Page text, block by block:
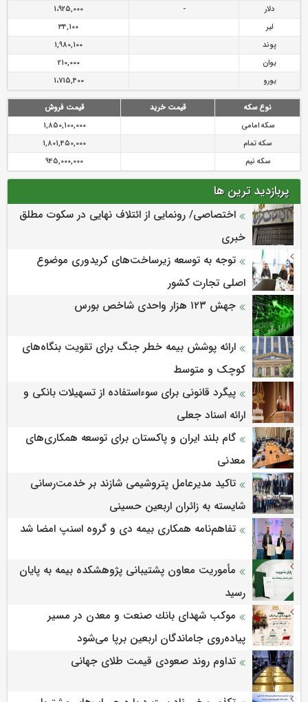
دلار
-
1،925,000
لیر
34,100
پوند
1,980,100
یوان
210,000
یورو
1،715,400
نوع سکه قیمت خرید
قیمت فروش
سکه امامی
1,850,100,000
سکه تمام
1,801,450,000
سکه نیم
945,000,000
پربازدید ترین ها
اختصاصی/ رونمایی از ائتلاف‌ نهایی در سکوت مطلق
خبری
توجه به توسعه زیرساخت‌های کریدوری موضوع
اصلی تجارت کشور
جهش ۱۲۳ هزار واحدی شاخص بورس
ارائه پوشش بیمه خطر جنگ برای تقویت بنگاه‌های
کوچک و متوسط
پیگرد قانونی برای سوءاستفاده از تسهیلات بانکی و
ارائه اسناد جعلی
گام بلند ایران و پاکستان برای توسعه همکاری‌های
معدنی
تاکید مدیرعامل پتروشیمی شازند بر خدمت‌رسانی
شایسته به زائران اربعین حسینی
تفاهم‌نامه همکاری بیمه دی و گروه اسنپ امضا شد
مأموریت معاون پشتیبانی پژوهشكده بیمه به پایان
رسید
موكب شهدای بانك صنعت و معدن در مسیر
پیاده‌روی جاماندگان اربعین برپا می‌شود
تداوم روند صعودی قیمت طلای جهانی